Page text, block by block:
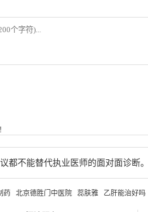
都不能替代执业医师的面对面诊断
药 北京德胜门中医院 蕊肤雅 乙肝能治好吗